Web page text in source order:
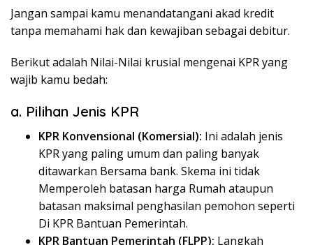
Jangan sampai kamu menandatangani akad kredit
tanpa memahami hak dan kewajiban sebagai debitur.
Berikut adalah Nilai-Nilai krusial mengenai KPR yang
wajib kamu bedah:
a. Pilihan Jenis KPR
KPR Konvensional (Komersial): Ini adalah jenis
KPR yang paling umum dan paling banyak
ditawarkan Bersama bank. Skema ini tidak
Memperoleh batasan harga Rumah ataupun
batasan maksimal penghasilan pemohon seperti
Di KPR Bantuan Pemerintah.
KPR Bantuan Pemerintah (FLPP): Langkah